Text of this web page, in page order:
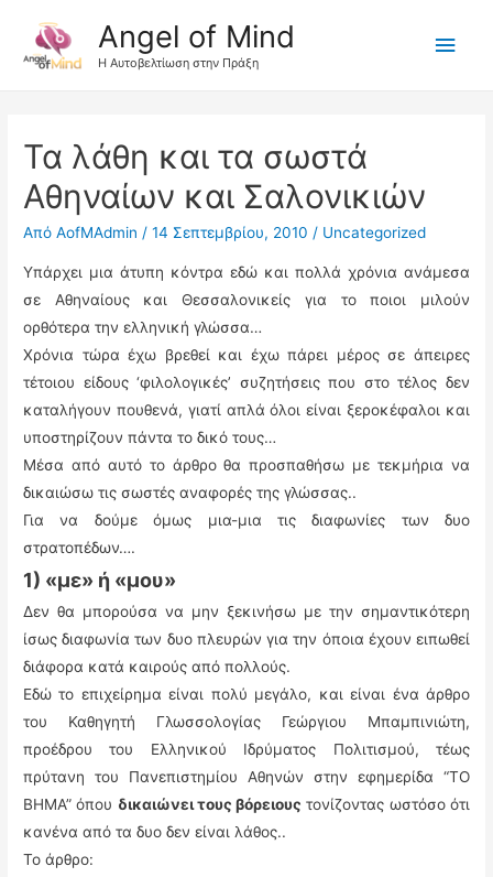
Angel of Mind
Η Αυτοβελτίωση στην Πράξη
Τα λάθη και τα σωστά
Αθηναίων και Σαλονικιών
Από AofMAdmin /14 Σεπτεμβρίου, 2010 / Uncategorized
Υπάρχει μια άτυπη κόντρα εδώ και πολλά χρόνια ανάμεσα
σε Αθηναίους και Θεσσαλονικείς για το ποιοι μιλούν
ορθότερα την ελληνική γλώσσα…
Χρόνια τώρα έχω βρεθεί και έχω πάρει μέρος σε άπειρες
τέτοιου είδους ‘φιλολογικές’ συζητήσεις που στο τέλος δεν
καταλήγουν πουθενά, γιατί απλά όλοι είναι ξεροκέφαλοι και
υποστηρίζουν πάντα το δικό τους…
Μέσα από αυτό το άρθρο θα προσπαθήσω με τεκμήρια να
δικαιώσω τις σωστές αναφορές της γλώσσας..
Για να δούμε όμως μια-μια τις διαφωνίες των δυο
στρατοπέδων….
1) «με» ή «μου»
Δεν θα μπορούσα να μην ξεκινήσω με την σημαντικότερη
ίσως διαφωνία των δυο πλευρών για την όποια έχουν ειπωθεί
διάφορα κατά καιρούς από πολλούς.
Εδώ το επιχείρημα είναι πολύ μεγάλο, και είναι ένα άρθρο
του Καθηγητή Γλωσσολογίας Γεώργιου Μπαμπινιώτη,
προέδρου του Ελληνικού Ιδρύματος Πολιτισμού, τέως
πρύτανη του Πανεπιστημίου Αθηνών στην εφημερίδα “ΤΟ
ΒΗΜΑ” όπου δικαιώνει τους βόρειους τονίζοντας ωστόσο ότι
κανένα από τα δυο δεν είναι λάθος..
Το άρθρο: